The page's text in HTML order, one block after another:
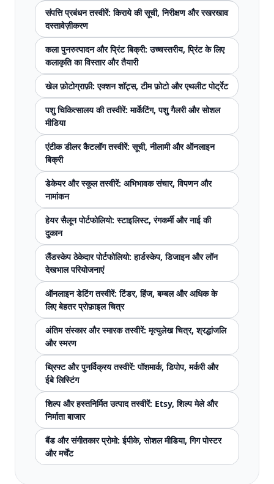
संपत्ति प्रबंधन तस्वीरें: किराये की सूची, निरीक्षण और रखरखाव
दस्तावेज़ीकरण
कला पुनरुत्पादन और प्रिंट बिक्री: उच्चस्तरीय, प्रिंट के लिए
कलाकृति का विस्तार और तैयारी
खेल फ़ोटोग्राफ़ी: एक्शन शॉट्स, टीम फ़ोटो और एथलीट पोर्ट्रेट
पशु चिकित्सालय की तस्वीरें: मार्केटिंग, पशु गैलरी और सोशल
मीडिया
एंटीक डीलर कैटलॉग तस्वीरें: सूची, नीलामी और ऑनलाइन
बिक्री
डेकेयर और स्कूल तस्वीरें: अभिभावक संचार, विपणन और
नामांकन
हेयर सैलून पोर्टफोलियो: स्टाइलिस्ट, रंगकर्मी और नाई की
दुकान
लैंडस्केप ठेकेदार पोर्टफोलियो: हार्डस्केप, डिजाइन और लॉन
देखभाल परियोजनाएं
ऑनलाइन डेटिंग तस्वीरें: टिंडर, हिंज, बम्बल और अधिक के
लिए बेहतर प्रोफ़ाइल चित्र
अंतिम संस्कार और स्मारक तस्वीरें: मृत्युलेख चित्र, श्रद्धांजलि
और स्मरण
थ्रिफ्ट और पुनर्विक्रय तस्वीरें: पॉशमार्क, डिपोप, मर्करी और
ईबे लिस्टिंग
शिल्प और हस्तनिर्मित उत्पाद तस्वीरें: Etsy, शिल्प मेले और
निर्माता बाजार
बैंड और संगीतकार प्रोमो: ईपीके, सोशल मीडिया, गिग पोस्टर
और मर्चेंट